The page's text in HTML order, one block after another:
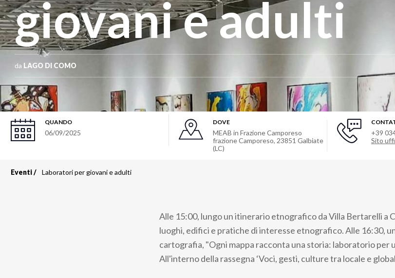
giovani e adulti
da LAGO DI COMO
QUANDO
06/09/2025
DOVE
MEAB in Frazione Camporeso
frazione Camporeso, 23851 Galbiate
(LC)
+39
Sito
Eventi Laboratori per giovani e adulti
Alle 15:00, lungo un itinerario etnografico da Villa Bertarelli a
luoghi, edifici e pratiche di interesse etnografico. Alle 16:30,
cartografia, "Ogni mappa racconta una storia: laboratorio per
All'interno della rassegna ‘Voci, gesti, culture tra locale e